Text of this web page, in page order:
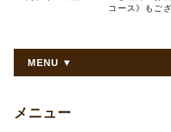
コース》もご
MENU ▼
メニュー